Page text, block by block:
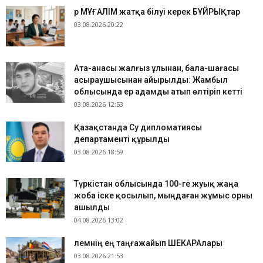
Әр МҰҒАЛІМ жатқа білуі керек БҰЙРЫҚтар
03.08.2026 20:22
Ата-анасы жалғыз ұлынан, бала-шағасы
асыраушысынан айырылды: Жамбыл
облысында ер адамды атып өлтіріп кетті
03.08.2026 12:53
Қазақстанда Су дипломатиясы
департаменті құрылды
03.08.2026 18:59
Түркістан облысында 100-ге жуық жаңа
жоба іске қосылып, мыңдаған жұмыс орны
ашылды
04.08.2026 13:02
​Әлемнің ең таңғажайып ШЕКАРАлары
03.08.2026 21:53